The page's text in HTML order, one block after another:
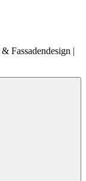
Fassadendesign |